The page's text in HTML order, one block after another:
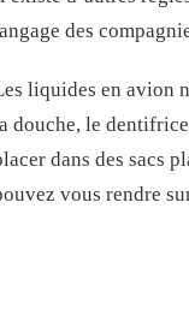
des
liquides en avion
douche, le
dans des sacs
vous rendre